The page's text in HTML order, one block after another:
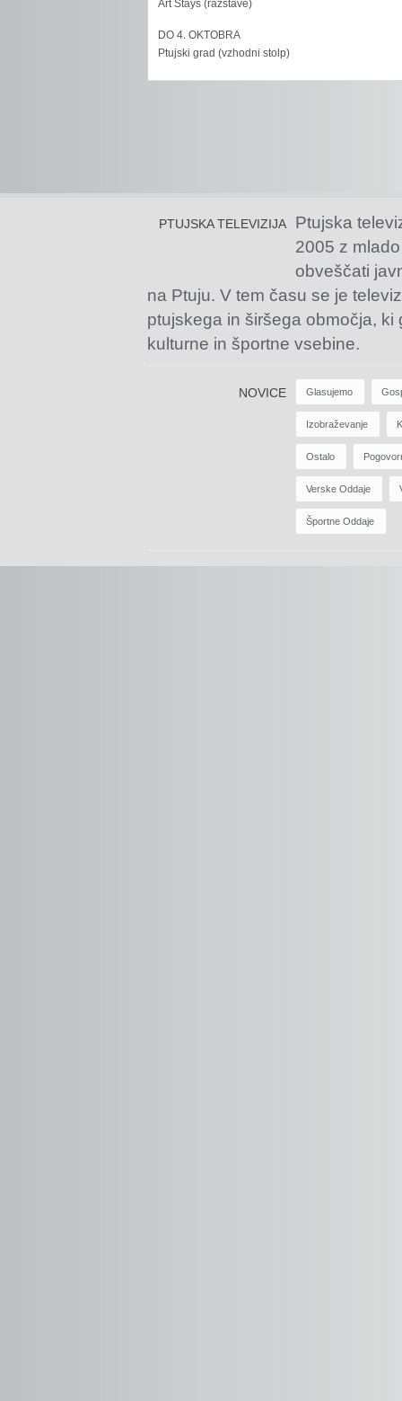
Art Stays (razstave)
DO 4. OKTOBRA
Ptujski grad (vzhodni stolp)
PTUJSKA TELEVIZIJA
Ptujska
2005 z
obveščati
na Ptuju. V tem času se je
ptujskega in širšega območja,
kulturne in športne vsebine.
NOVICE Glasujemo
Izobraževanje
Ostalo
Verske Oddaje
Športne Oddaje